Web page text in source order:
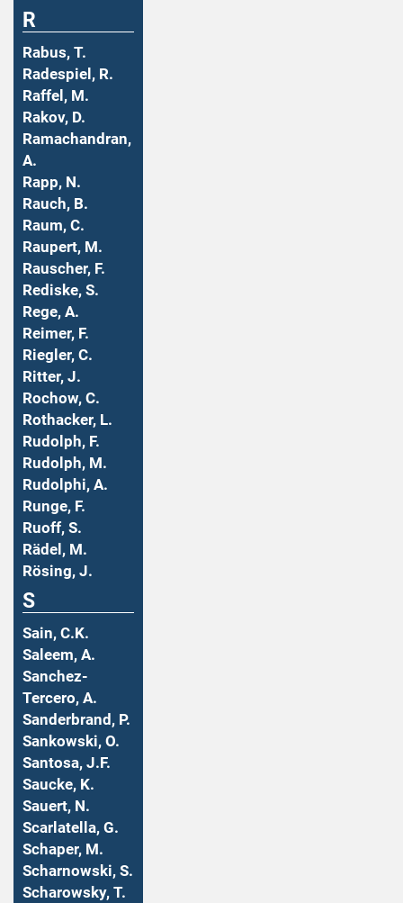
R
Rabus, T.
Radespiel, R.
Raffel, M.
Rakov, D.
Ramachandran,
A.
Rapp, N.
Rauch, B.
Raum, C.
Raupert, M.
Rauscher, F.
Rediske, S.
Rege, A.
Reimer, F.
Riegler, C.
Ritter, J.
Rochow, C.
Rothacker, L.
Rudolph, F.
Rudolph, M.
Rudolphi, A.
Runge, F.
Ruoff, S.
Rädel, M.
Rösing, J.
S
Sain, C.K.
Saleem, A.
Sanchez-
Tercero, A.
Sanderbrand, P.
Sankowski, O.
Santosa, J.F.
Saucke, K.
Sauert, N.
Scarlatella, G.
Schaper, M.
Scharnowski, S.
Scharowsky, T.